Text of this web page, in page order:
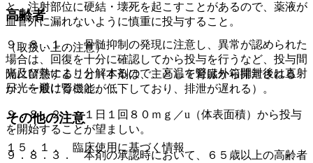
と、注射部位に硬結・壊死を起こすことがあるので、薬液が
血管外に漏れないように慎重に投与すること。
（取扱い上の注意）
光及び熱により分解するので、高温を避け外箱開封後は直射
日光を避けること。
その他の注意
１５．１． 臨床使用に基づく情報
高齢者
９．８．１． 骨髄抑制の発現に注意し、異常が認められた
場合は、回復を十分に確認してから投与を行うなど、投与間
隔に留意すること（本剤は、主として腎臓から排泄される
が、一般に腎機能が低下しており、排泄が遅れる）。
９．８．２． １日１回８０ｍｇ／u（体表面積）から投与
を開始することが望ましい。
９．８．３． 本剤の承認時において、６５歳以上の高齢者